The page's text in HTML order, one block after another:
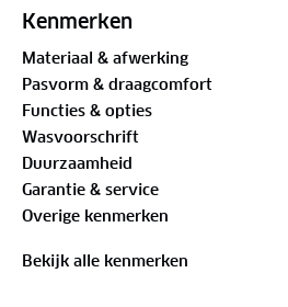
zoals een sleutel. Het
de hele dag fris voelt. Buiten,
de Earls polo is hoe dan ook
Wanneer draag jij hem?
Bewust onderweg met
100%gerecycled polyester
Is je kleding aan vervanging
Kenmerken
Materiaal & afwerking
Pasvorm & draagcomfort
Functies & opties
Wasvoorschrift
Duurzaamheid
Garantie & service
Overige kenmerken
Bekijk alle kenmerken